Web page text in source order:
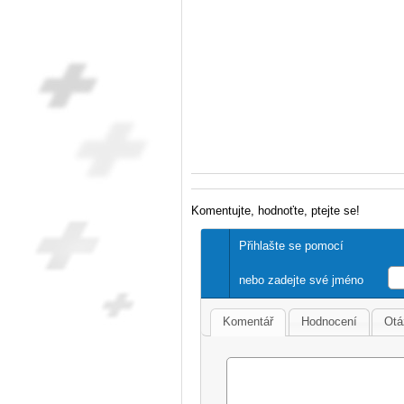
Komentujte, hodnoťte, ptejte se!
Přihlašte se pomocí
nebo zadejte své jméno
Komentář Hodnocení